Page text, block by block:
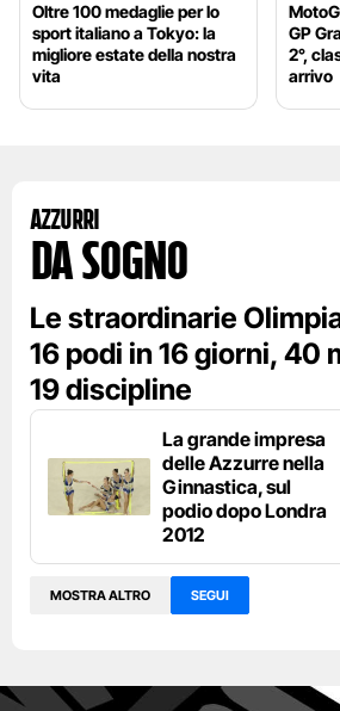
Oltre 100 medaglie per lo
sport italiano a Tokyo: la
migliore estate della nostra
vita
GP
2°,
arrivo
Azzurri
da sogno
Le straordinarie
16 podi in 16 giorni, 40
19 discipline
La grande impresa
delle Azzurre nella
Ginnastica, sul
podio dopo Londra
2012
MOSTRA ALTRO SEGUI